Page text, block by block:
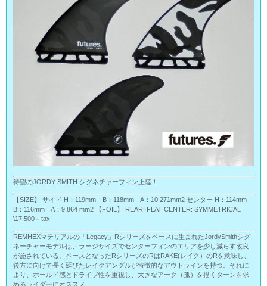
待望のJORDY SMITH シグネチャーフィン上陸！
【SIZE】 サイド H：119mm B：118mm A：10,271mm2 センター H：114mm
B：116mm A：9,864 mm2 【FOIL】 REAR: FLAT CENTER: SYMMETRICAL
\17,500＋tax
REMHEXマテリアルの「Legacy」Rシリーズをベースに生まれたJordySmithシグ
ネーチャーモデルは、ラージサイズでセンターフィンのエリアを少し減らす改良
が施されている。ベースとなったRシリーズのRはRAKE(レイク）のRを意味し、
後方に向けて長く延びたレイクアングルが特徴的なアウトラインを持つ。それに
より、ホールド感とドライブ性を重視し、大きなアーク（孤）を描くターンを求
めるライダーにオススメ